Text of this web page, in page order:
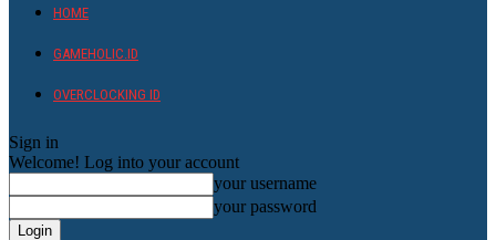
HOME
GAMEHOLIC.ID
OVERCLOCKING ID
Sign in
Welcome! Log into your account
your username
your password